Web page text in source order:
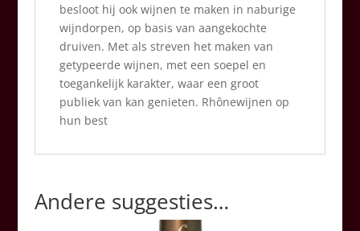
besloot hij ook wijnen te maken in naburige
wijndorpen, op basis van aangekochte
druiven. Met als streven het maken van
getypeerde wijnen, met een soepel en
toegankelijk karakter, waar een groot
publiek van kan genieten. Rhônewijnen op
hun best
Andere suggesties…